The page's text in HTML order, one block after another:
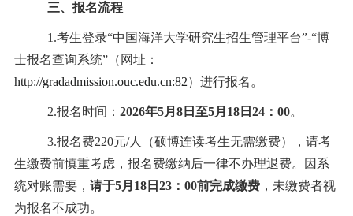
三、报名流程
1.考生登录“中国海洋大学研究生招生管理平台”-“博
士报名查询系统”（网址：
http://gradadmission.ouc.edu.cn:82）进行报名。
2.报名时间： 2026年5月 8日至5月 18日 24： 00。
3.报名费220元/人（硕博连读考生无需缴费），请考
生缴费前慎重考虑，报名费缴纳后一律不办理退费。因系
统对账需要， 请于5月 18日 23： 00前完成缴费，未缴费者视
为报名不成功。